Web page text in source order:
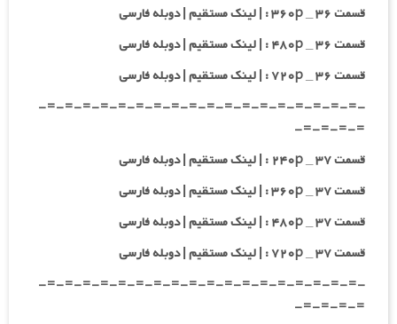
قسمت ۳۶ _ ۳۶۰p : | لینک مستقیم | دوبله فارسی
قسمت ۳۶ _ ۴۸۰p : | لینک مستقیم | دوبله فارسی
قسمت ۳۶ _ ۷۲۰p : | لینک مستقیم | دوبله فارسی
-=-=-=-=-=-=-=-=-=-=-=-=-=-=-=-=-=-=-
=-=-=-=-
قسمت ۳۷ _ ۲۴۰p : | لینک مستقیم | دوبله فارسی
قسمت ۳۷ _ ۳۶۰p : | لینک مستقیم | دوبله فارسی
قسمت ۳۷ _ ۴۸۰p : | لینک مستقیم | دوبله فارسی
قسمت ۳۷ _ ۷۲۰p : | لینک مستقیم | دوبله فارسی
-=-=-=-=-=-=-=-=-=-=-=-=-=-=-=-=-=-=-
=-=-=-=-